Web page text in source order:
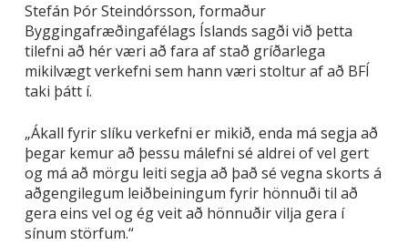
Stefán Þór Steindórsson, formaður
Byggingafræðingafélags Íslands sagði við þetta
tilefni að hér væri að fara af stað gríðarlega
mikilvægt verkefni sem hann væri stoltur af að BFÍ
taki þátt í.
„Ákall fyrir slíku verkefni er mikið, enda má segja að
þegar kemur að þessu málefni sé aldrei of vel gert
og má að mörgu leiti segja að það sé vegna skorts á
aðgengilegum leiðbeiningum fyrir hönnuði til að
gera eins vel og ég veit að hönnuðir vilja gera í
sínum störfum.“